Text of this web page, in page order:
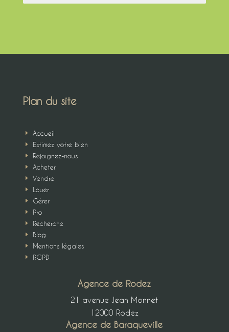
Plan du site
E Accueil
E Estimez votre bien
E Rejoignez-nous
E Acheter
E Vendre
E Louer
E Gérer
E Pro
E Recherche
E Blog
E Mentions légales
E RGPD
Agence de Rodez
21 avenue Jean Monnet
12000 Rodez
Agence de Baraqueville